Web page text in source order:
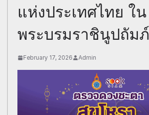
แห่งประเทศไทย ใน
พระบรมราชินูปถัมภ์
February 17, 2026 Admin